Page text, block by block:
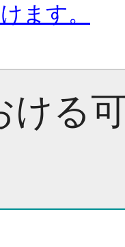
ます。
ける